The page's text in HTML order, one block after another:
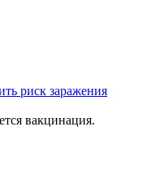
риск заражения
вакцинация.